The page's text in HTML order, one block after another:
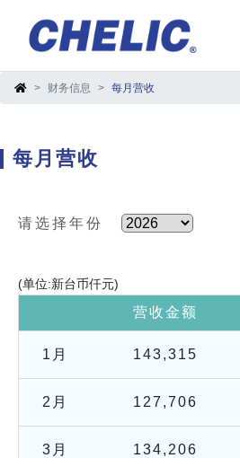
财务信息 每月营收
每月营收
请选择年份
(单位:新台币仟元)
营收金额
1月 143,315
2月 127,706
3月 134,206